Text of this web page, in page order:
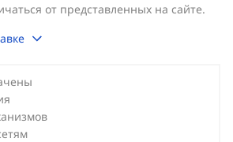
от представленных на сайте.